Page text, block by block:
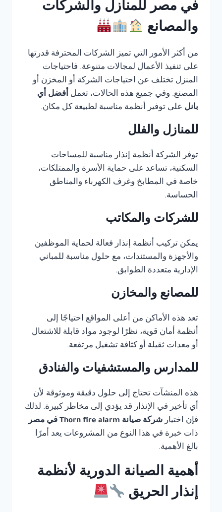
في مصر للمنازل والشركات
والمصانع
من أكثر الأمور التي تميز الشركات المحترفة قدرتها
على تنفيذ الأعمال لمجالات متنوعة. فاحتياجات
المنزل تختلف عن احتياجات الشركة أو المخزن أو
المصنع. وفي جميع هذه الحالات، تعمل أفضل أي
بانل على توفير أنظمة مناسبة لطبيعة كل مكان.
للمنازل والفلل
توفر الشركة أنظمة إنذار مناسبة للمساحات
السكنية، تساعد على حماية الأسرة والممتلكات،
خاصة في المطابخ وغرف الكهرباء والمناطق
الحساسة.
للشركات والمكاتب
يمكن تركيب أنظمة إنذار فعالة لحماية الموظفين
والأجهزة والمستندات، مع حلول مناسبة للمباني
الإدارية متعددة الطوابق.
للمصانع والمخازن
تعد هذه الأماكن من أعلى المواقع احتياجًا إلى
أنظمة أمان قوية، نظرًا لوجود مواد قابلة للاشتعال
أو معدات ثقيلة أو كثافة تشغيل مرتفعة.
للمدارس والمستشفيات والفنادق
هذه المنشآت تحتاج إلى حلول دقيقة وموثوقة لأن
أي تأخير في الإنذار قد يؤدي إلى مخاطر كبيرة. لذلك
فإن اختيار شركة صيانة Thorn fire alarm في مصر
ذات خبرة في هذا النوع من المشروعات يعد أمرًا
بالغ الأهمية.
أهمية الصيانة الدورية لأنظمة
إنذار الحريق